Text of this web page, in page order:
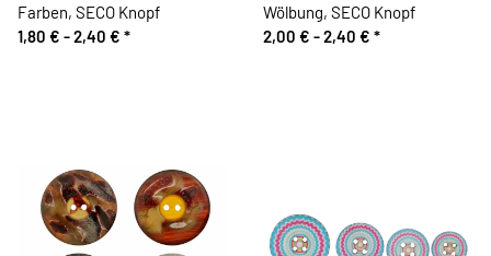
Farben, SECO Knopf
1,80 € -2,40 € *
Wölbung, SECO Knopf
2,00 € -2,40 € *